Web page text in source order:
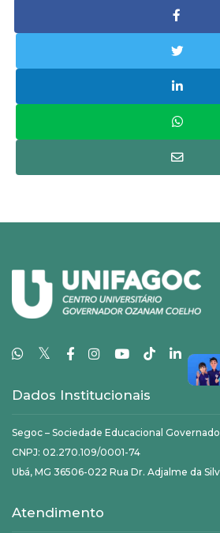
𝕏
Dados Institucionais
Segoc – Sociedade Educacional
CNPJ: 02.270.109/0001-74
Ubá, MG 36506-022 Rua Dr. Adjalme da
Atendimento